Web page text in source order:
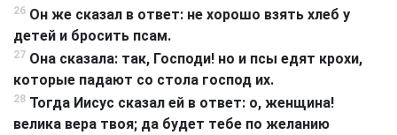
26 Он же сказал в ответ: не хорошо взять хлеб у
детей и бросить псам.
27 Она сказала: так, Господи! но и псы едят крохи,
которые падают со стола господ их.
28 Тогда Иисус сказал ей в ответ: о, женщина!
велика вера твоя; да будет тебе по желанию